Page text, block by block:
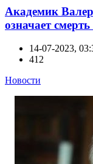
Академик
означает смерть
14-07-2023,
412
Новости